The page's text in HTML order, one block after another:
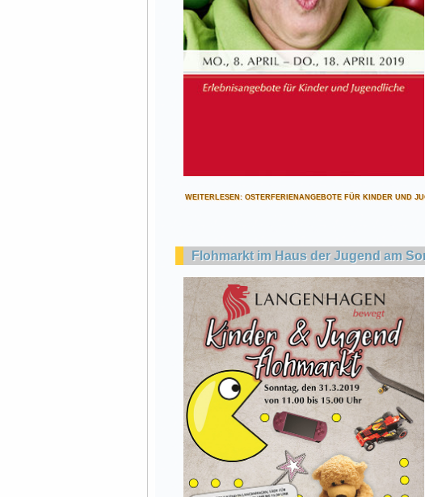
WEITERLESEN: OSTERFERIENANGEBOTE FÜR KINDER UND
Flohmarkt im Haus der Jugend am